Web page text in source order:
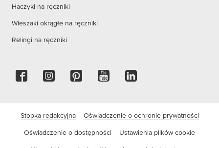
Haczyki na ręczniki
Wieszaki okrągłe na ręczniki
Relingi na ręczniki
Stopka redakcyjna Oświadczenie o ochronie prywatności
Oświadczenie o dostępności Ustawienia plików cookie